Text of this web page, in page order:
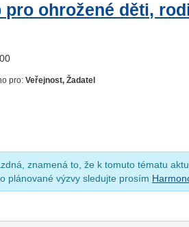
ohrožené děti,
pro:Veřejnost, Žadatel
znamená to, že k tomuto tématu
plánované výzvy sledujte prosím